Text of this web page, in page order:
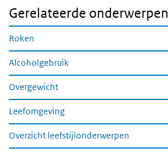
Gerelateerde onderwerpen
Roken
Alcoholgebruik
Overgewicht
Leefomgeving
Overzicht leefstijlonderwerpen